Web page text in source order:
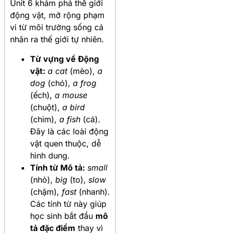
Unit 6 khám phá thế giới
động vật, mở rộng phạm
vi từ môi trường sống cá
nhân ra thế giới tự nhiên.
Từ vựng về Động
vật: a cat(mèo), a
dog (chó), a frog
(ếch), a mouse
(chuột), a bird
(chim), a fish (cá).
Đây là các loài động
vật quen thuộc, dễ
hình dung.
Tính từ Mô tả: small
(nhỏ), big (to), slow
(chậm), fast(nhanh).
Các tính từ này giúp
học sinh bắt đầu mô
tả đặc điểm thay vì